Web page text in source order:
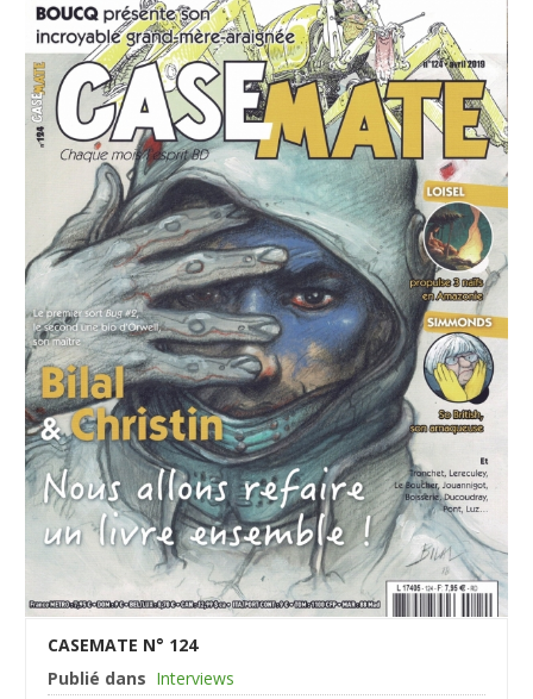
CASEMATE N° 124
Publié dans Interviews